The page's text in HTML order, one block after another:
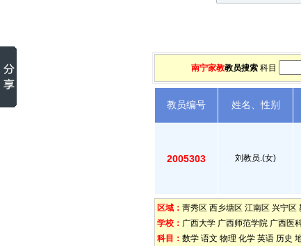
南宁家教教员搜索科目
教员编号 姓名、性别
2005303 刘教员.(女)
区域： 靑秀区 西乡塘区 江南区 兴宁区
学校： 广西大学 广西师范学院 广西医
科目： 数学 语文 物理 化学 英语 历史